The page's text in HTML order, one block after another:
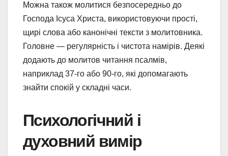
Можна також молитися безпосередньо до
Господа Ісуса Христа, використовуючи прості,
щирі слова або канонічні тексти з молитовника.
Головне — регулярність і чистота намірів. Деякі
додають до молитов читання псалмів,
наприклад 37-го або 90-го, які допомагають
знайти спокій у складні часи.
Психологічний і
духовний вимір